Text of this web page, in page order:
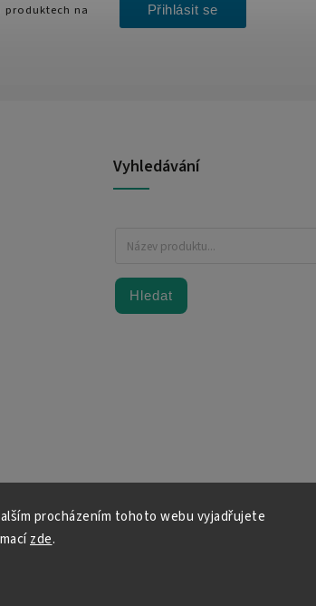
procházením tohoto webu vyjadřujete
zde.
Vyhledávání
Hledat
produktech na
Přihlásit se